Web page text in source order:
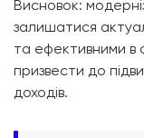
Висновок:
залишатися
та ефективними
призвести до
доходів.